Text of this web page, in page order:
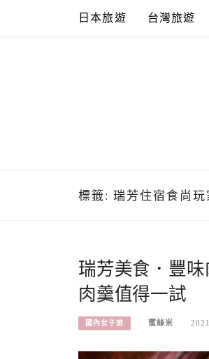
日本旅遊 台灣旅遊
標籤: 瑞芳住宿食尚玩
瑞芳美食．豐
肉羹值得一試
國內女子旅 蜜絲米